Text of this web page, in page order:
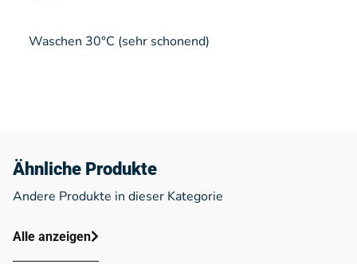
Waschen 30°C (sehr schonend)
Ähnliche Produkte
Andere Produkte in dieser Kategorie
Alle anzeigen